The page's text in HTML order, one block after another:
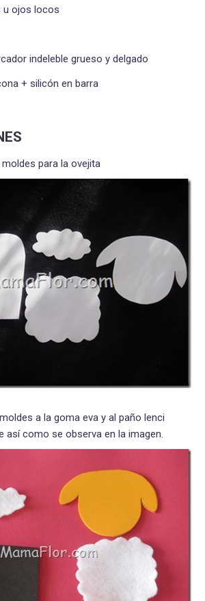
u ojos locos
indeleble grueso y delgado
+ silicón en barra
para la ovejita
a la goma eva y al paño lenci
así como se observa en la imagen.